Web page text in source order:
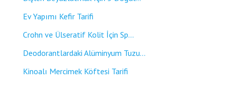
Ev Yapımı Kefir Tarifi
Crohn ve Ülseratif Kolit İçin Sp...
Deodorantlardaki Alüminyum Tuzu...
Kinoalı Mercimek Köftesi Tarifi